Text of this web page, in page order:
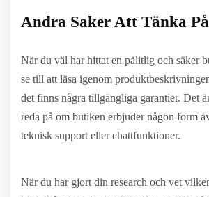
Andra Saker Att Tänka På
När du väl har hittat en pålitlig och säker
se till att läsa igenom
det finns några tillgängliga garantier. Det
reda på om butiken erbjuder någon form
teknisk support eller chattfunktioner.
När du har gjort din research och vet